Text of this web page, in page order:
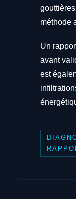
méthode
Un
avant
est